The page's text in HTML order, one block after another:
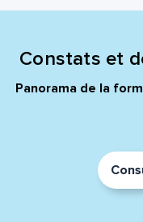
Constats et
Panorama de la